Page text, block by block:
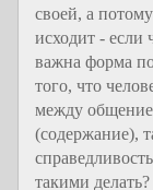
своей, а
исходит - если
важна форма
того, что
между
(содержание),
такими